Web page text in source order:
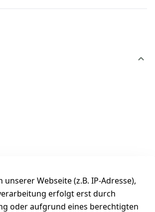
Webseite (z.B. IP-Adresse),
erfolgt erst durch
oder aufgrund eines berechtigten